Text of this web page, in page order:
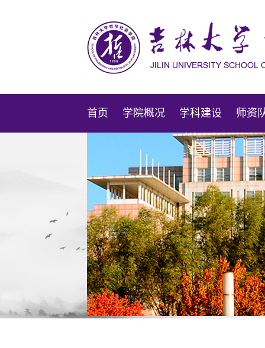
首页 学院概况 学科建设 师资